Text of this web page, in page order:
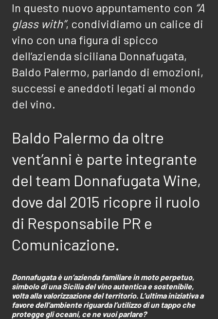
In questo nuovo appuntamento con “A
glass with”, condividiamo un calice di
vino con una figura di spicco
dell’azienda siciliana Donnafugata,
Baldo Palermo, parlando di emozioni,
successi e aneddoti legati al mondo
del vino.
Baldo Palermo da oltre
vent’anni è parte integrante
del team Donnafugata Wine,
dove dal 2015 ricopre il ruolo
di Responsabile PR e
Comunicazione.
Donnafugata è un’azienda familiare in moto perpetuo,
simbolo di una Sicilia del vino autentica e sostenibile,
volta alla valorizzazione del territorio. L’ultima iniziativa a
favore dell’ambiente riguarda l’utilizzo di un tappo che
protegge gli oceani, ce ne vuoi parlare?